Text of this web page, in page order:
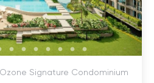
Signature Condominium